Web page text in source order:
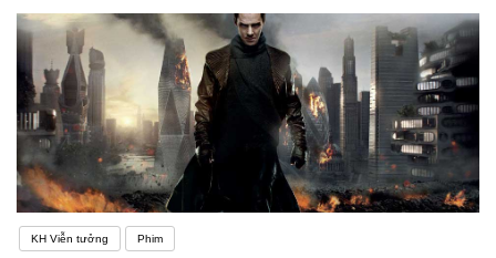
KH Viễn tưởng Phim